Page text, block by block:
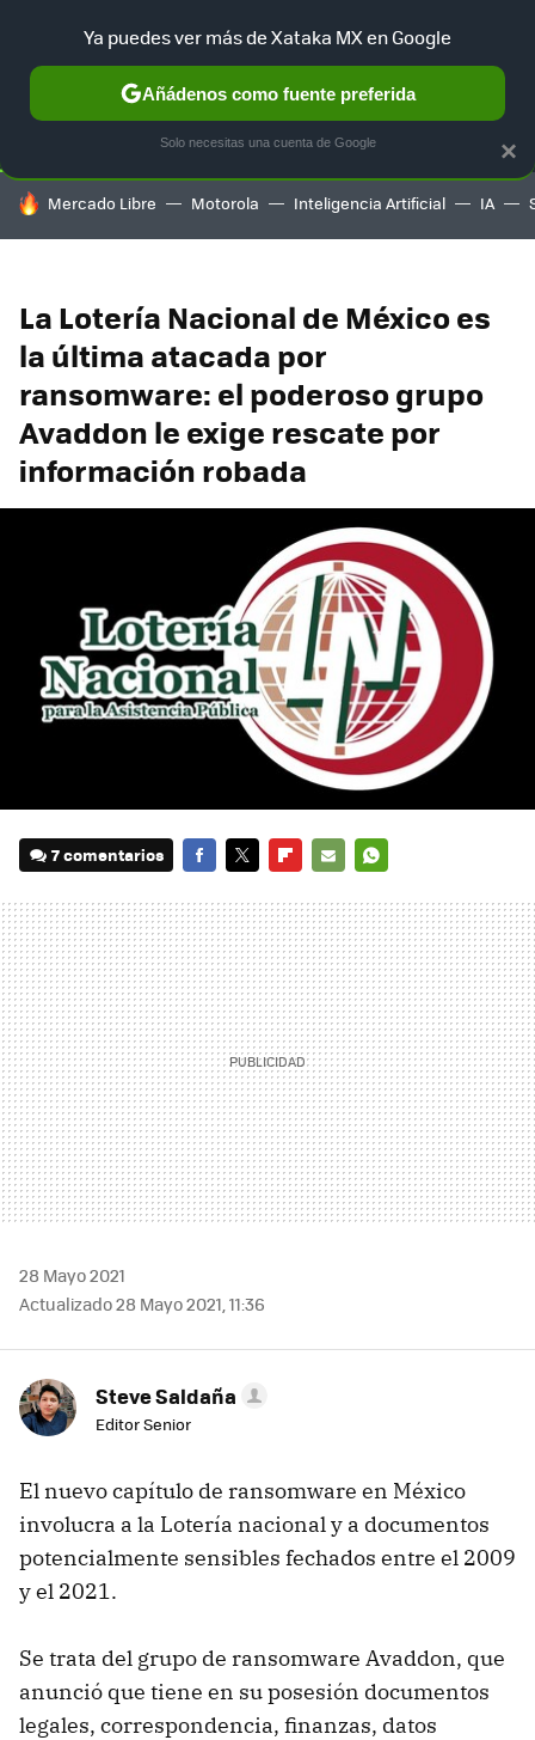
SELECCIÓN GAMING HOME AUTO TERRITORIO
HOY SE HABLA DE
Mercado Libre Motorola Inteligencia Artificial IA
La Lotería Nacional de México es
la última atacada por
ransomware: el poderoso grupo
Avaddon le exige rescate por
información robada
7 comentarios
MAIL
28 Mayo 2021
Actualizado 28 Mayo 2021, 11:36
Steve Saldaña
Editor Senior
El nuevo capítulo de ransomware en México
involucra a la Lotería nacional y a documentos
potencialmente sensibles fechados entre el 2009
y el 2021.
Se trata del grupo de ransomware Avaddon, que
anunció que tiene en su posesión documentos
legales, correspondencia, finanzas, datos
×
Ya puedes ver más de Xataka MX en Google
Añádenos como fuente preferida
Solo necesitas una cuenta de Google